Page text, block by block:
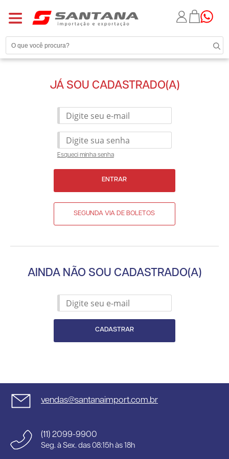
JÁ SOU CADASTRADO(A)
Esqueci minha senha
ENTRAR
SEGUNDA VIA DE BOLETOS
AINDA NÃO SOU CADASTRADO(A)
CADASTRAR
vendas@santanaimport.com.br
(11) 2099-9900
Seg. à Sex. das 08:15h às 18h